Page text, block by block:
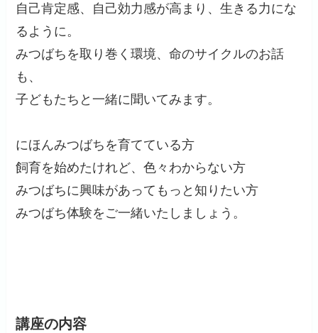
自己肯定感、自己効力感が高まり、生きる力にな
るように。
みつばちを取り巻く環境、命のサイクルのお話
も、
子どもたちと一緒に聞いてみます。
にほんみつばちを育てている方
飼育を始めたけれど、色々わからない方
みつばちに興味があってもっと知りたい方
みつばち体験をご一緒いたしましょう。
講座の内容